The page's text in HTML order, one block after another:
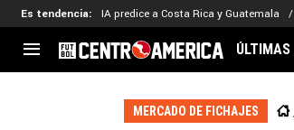
Es tendencia: IA predice a Costa Rica y Guatemala
CENTROAMÉRICA
CONCACAF
MERCADO DE FICHAJES